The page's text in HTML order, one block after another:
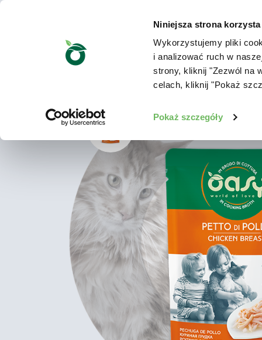
Niniejsza strona
Wykorzystujemy pliki
i analizować ruch w
strony, kliknij "Zezwól na
celach, kliknij "Pokaż
Pokaż szczegóły